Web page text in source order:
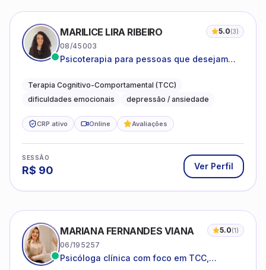
MARILICE LIRA RIBEIRO 5.0(3)
08/45003
Psicoterapia para pessoas que desejam
dificuldades do dia a dia
Terapia Cognitivo-Comportamental (TCC)
dificuldades emocionais
depressão / ansiedade
CRP ativo Online Avaliações
SESSÃO
R$ 90 Ver Perfil
MARIANA FERNANDES VIANA 5.0(1)
06/195257
Psicóloga clínica com foco em TCC,